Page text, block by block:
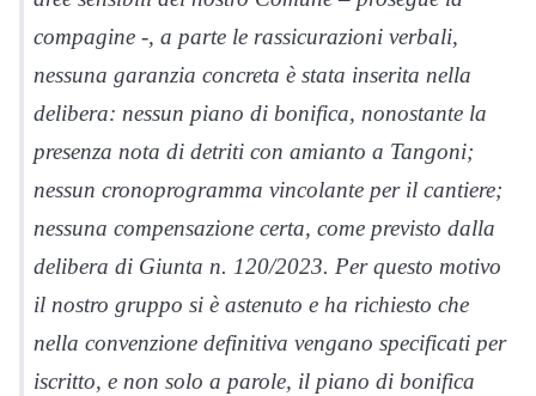
compagine -, a parte le rassicurazioni verbali,
nessuna garanzia concreta è stata inserita nella
delibera: nessun piano di bonifica, nonostante la
presenza nota di detriti con amianto a Tangoni;
nessun cronoprogramma vincolante per il cantiere;
nessuna compensazione certa, come previsto dalla
delibera di Giunta n. 120/2023. Per questo motivo
il nostro gruppo si è astenuto e ha richiesto che
nella convenzione definitiva vengano specificati per
iscritto, e non solo a parole, il piano di bonifica